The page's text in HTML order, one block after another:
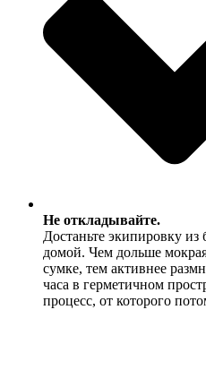
Не откладывайте.
Достаньте экипировку из
домой. Чем дольше
сумке, тем активнее
часа в герметичном
процесс, от которого